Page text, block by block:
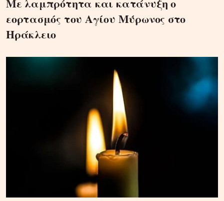
εορτασμός του Αγίου Μύρωνος στο
Ηράκλειο